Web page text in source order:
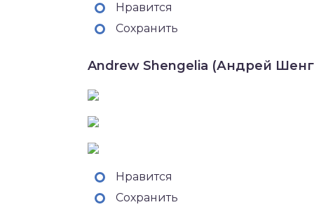
Нравится
Сохранить
Andrew Shengelia (Андрей
Нравится
Сохранить